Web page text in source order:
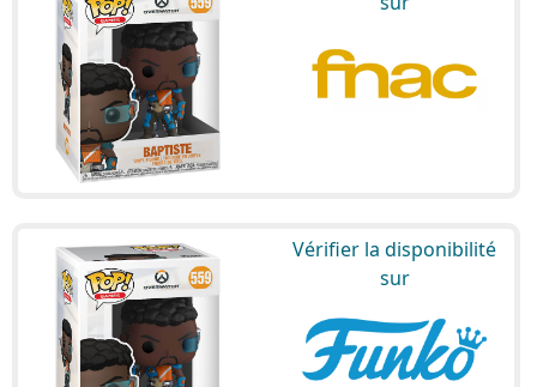
Vérifier la disponibilité
sur